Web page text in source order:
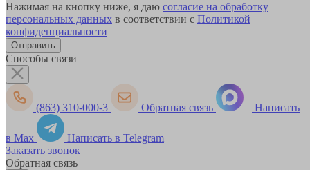
Нажимая на кнопку ниже, я даю согласие на обработку
персональных данных в соответствии с Политикой
конфиденциальности
Способы связи
(863) 310-000-3 Обратная связь Написать
в Max
Написать в Telegram
Заказать звонок
Обратная связь